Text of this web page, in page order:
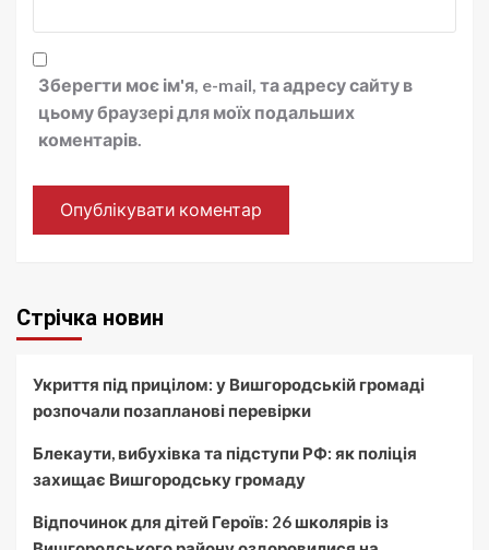
Зберегти моє ім'я, e-mail, та адресу сайту в
цьому браузері для моїх подальших
коментарів.
Стрічка новин
Укриття під прицілом: у Вишгородській громаді
розпочали позапланові перевірки
Блекаути, вибухівка та підступи РФ: як поліція
захищає Вишгородську громаду
Відпочинок для дітей Героїв: 26 школярів із